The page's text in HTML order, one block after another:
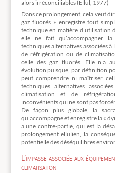
alors irréconciliables (Ellul, 1977)
Dans ce prolongement, cela veut
gaz fluorés » enregistre tout
technique en matière d’utilisation
elle ne fait qu’accompagner
techniques alternatives associées
de réfrigération ou de
celle des gaz fluorés. Elle n’a
évolution puisque, par définition
peut comprendre ni maîtriser
techniques alternatives
climatisation et de
inconvénients qui ne sont pas
De façon plus globale, la
qu’accompagne et enregistre la «
a une contre-partie, qui est la
prolongement ellulien, la
potentielle des déséquilibres
L’impasse associée aux
climatisation